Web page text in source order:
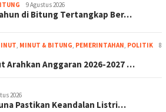
9 Agustus 2026
di Bitung Tertangkap Ber…
, MINUT & BITUNG, PEMERINTAHAN, POLITIK
8
Arahkan Anggaran 2026-2027 …
2026
Pastikan Keandalan Listri…